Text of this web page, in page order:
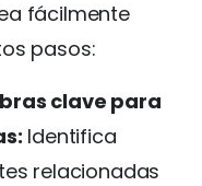
fácilmente
pasos:
clave para
Identifica
relacionadas